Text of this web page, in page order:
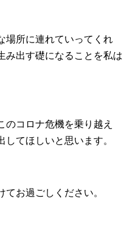
場所に連れていってくれ
み出す礎になることを私は
のコロナ危機を乗り越え
てほしいと思います。
お過ごしください。